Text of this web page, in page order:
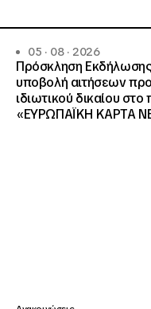
05 · 08 · 2026
Πρόσκληση
υποβολή αιτήσεων
ιδιωτικού δικαίου
«ΕΥΡΩΠΑΪΚΗ ΚΑΡΤΑ